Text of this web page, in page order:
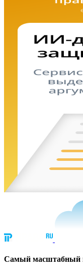
Cамый масштабный